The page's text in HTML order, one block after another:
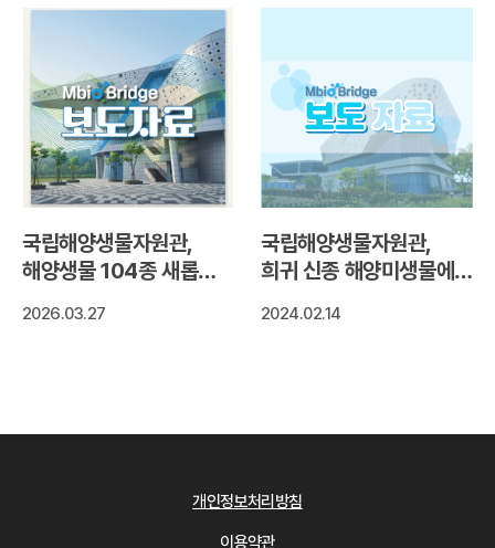
국립해양생물자원관,
해양생물 104종 새롭게
2026.03.27
국립해양생물자원관,
희귀 신종 해양미생물에서
천연색소‘지아잔틴’색소
2024.02.14
개인정보처리방침
이용약관